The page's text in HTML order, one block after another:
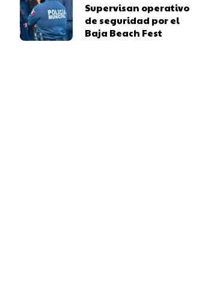
Supervisan operativo
de seguridad por el
Baja Beach Fest